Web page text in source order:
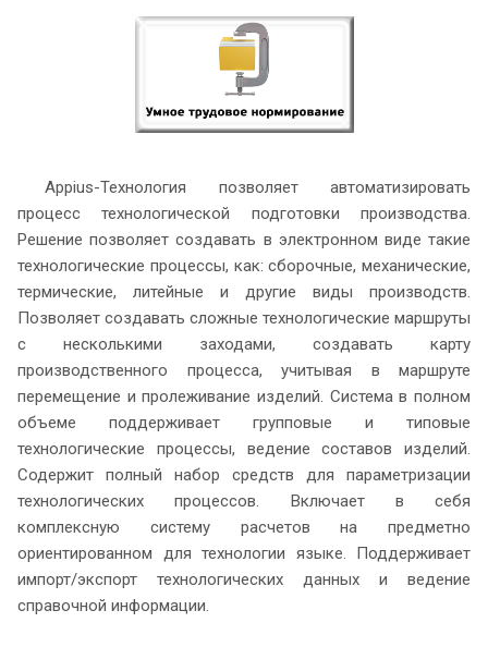
Appius-Технология позволяет автоматизировать
процесс технологической подготовки производства.
Решение позволяет создавать в электронном виде такие
технологические процессы, как: сборочные, механические,
термические, литейные и другие виды производств.
Позволяет создавать сложные технологические маршруты
с несколькими заходами, создавать карту
производственного процесса, учитывая в маршруте
перемещение и пролеживание изделий. Система в полном
объеме поддерживает групповые и типовые
технологические процессы, ведение составов изделий.
Содержит полный набор средств для параметризации
технологических процессов. Включает в себя
комплексную систему расчетов на предметно
ориентированном для технологии языке. Поддерживает
импорт/экспорт технологических данных и ведение
справочной информации.